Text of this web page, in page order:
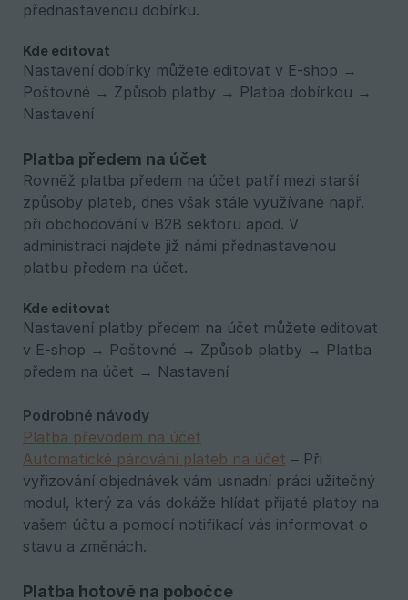
přednastavenou dobírku.
Kde editovat
Nastavení dobírky můžete editovat v E-shop →
Poštovné → Způsob platby → Platba dobírkou →
Nastavení
Platba předem na účet
Rovněž platba předem na účet patří mezi starší
způsoby plateb, dnes však stále využívané např.
při obchodování v B2B sektoru apod. V
administraci najdete již námi přednastavenou
platbu předem na účet.
Kde editovat
Nastavení platby předem na účet můžete editovat
v E-shop → Poštovné → Způsob platby → Platba
předem na účet → Nastavení
Podrobné návody
Platba převodem na účet
Automatické párování plateb na účet – Při
vyřizování objednávek vám usnadní práci užitečný
modul, který za vás dokáže hlídat přijaté platby na
vašem účtu a pomocí notifikací vás informovat o
stavu a změnách.
Platba hotově na pobočce